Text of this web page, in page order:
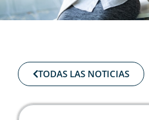
TODAS LAS NOTICIAS